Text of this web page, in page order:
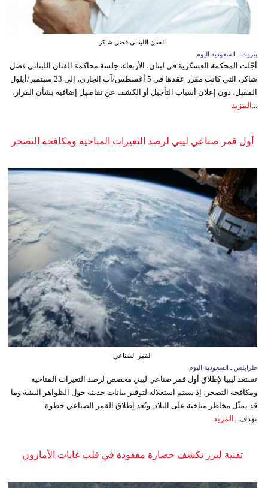
الفنان اللبناني فضل شاكر
بيروت ـ السعودية اليوم
أجّلت المحكمة العسكرية في لبنان، الأربعاء، جلسة محاكمة الفنان اللبناني فضل
شاكر، التي كانت مقرر عقدها في 5 أغسطس/آب الجاري، إلى 23 سبتمبر/أيلول
المقبل، دون إعلان أسباب التأجيل أو الكشف عن تفاصيل إضافية بشأن القرار،
... المزيد
أول قمر صناعي ليبي لرصد التغيرات المناخية ومكافحة التصحر
القمر الصناعي
طرابلس ـ السعودية اليوم
تستعد ليبيا لإطلاق أول قمر صناعي ليبي مخصص لرصد التغيرات المناخية
ومكافحة التصحر، إذ سيتم استغلاله لتوفير بيانات حديثة حول الظواهر البيئية وما
قد يمثّل مخاطر مناخية على البلاد. ويُعد إطلاق القمر الصناعي خطوة
تهدف...
المزيد
تقنية ليزر تكشف حضارة مفقودة في قلب غابات الأمازون